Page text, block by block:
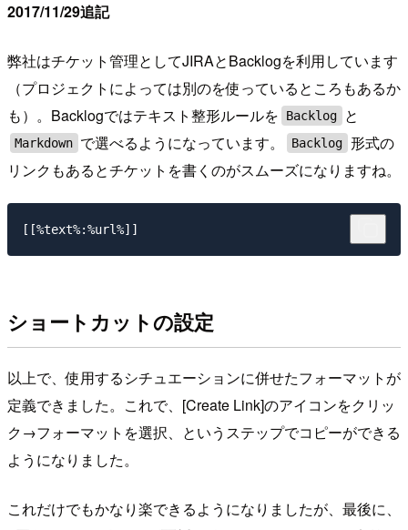
2017/11/29追記
弊社はチケット管理としてJIRAとBacklogを利用しています
（プロジェクトによっては別のを使っているところもあるか
も）。Backlogではテキスト整形ルールを
Backlog と
Markdown で選べるようになっています。 Backlog 形式の
リンクもあるとチケットを書くのがスムーズになりますね。
ショートカットの設定
以上で、使用するシチュエーションに併せたフォーマットが
定義できました。これで、[Create Link]のアイコンをクリッ
ク→フォーマットを選択、というステップでコピーができる
ようになりました。
これだけでもかなり楽できるようになりましたが、最後に、